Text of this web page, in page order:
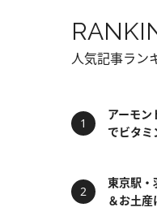
人気記事ラン
アーモ
でビタミ
東京駅
＆お土